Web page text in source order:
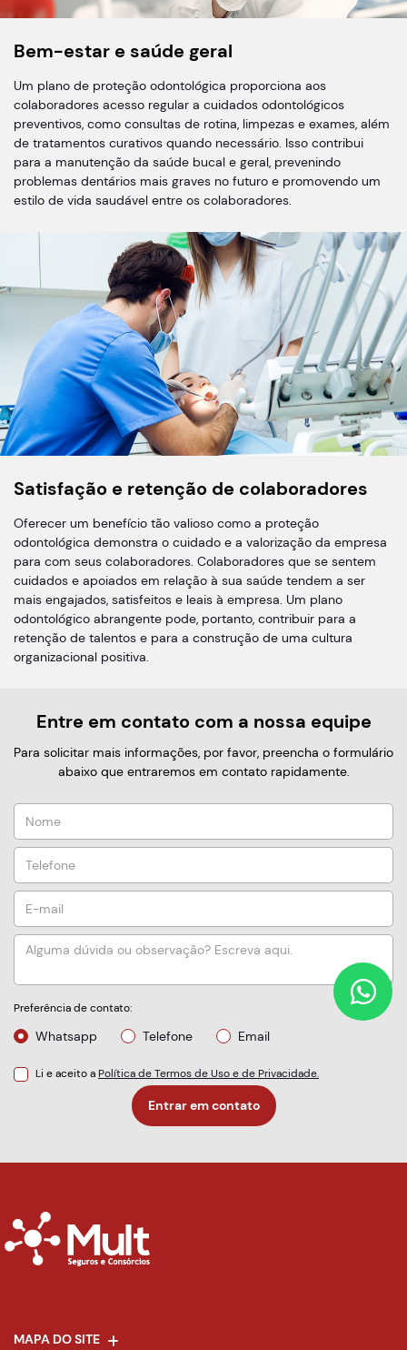
Bem-estar e saúde geral
Um plano de proteção odontológica proporciona aos
colaboradores acesso regular a cuidados odontológicos
preventivos, como consultas de rotina, limpezas e exames, além
de tratamentos curativos quando necessário. Isso contribui
para a manutenção da saúde bucal e geral, prevenindo
problemas dentários mais graves no futuro e promovendo um
estilo de vida saudável entre os colaboradores.
Satisfação e retenção de colaboradores
Oferecer um benefício tão valioso como a proteção
odontológica demonstra o cuidado e a valorização da empresa
para com seus colaboradores. Colaboradores que se sentem
cuidados e apoiados em relação à sua saúde tendem a ser
mais engajados, satisfeitos e leais à empresa. Um plano
odontológico abrangente pode, portanto, contribuir para a
retenção de talentos e para a construção de uma cultura
organizacional positiva.
Entre em contato com a nossa equipe
Para solicitar mais informações, por favor, preencha o formulário
abaixo que entraremos em contato rapidamente.
Preferência de contato:
Whatsapp Telefone Email
Li e aceito aPolítica de Termos de Uso e de Privacidade.
Entrar em contato
MAPA DO SITE